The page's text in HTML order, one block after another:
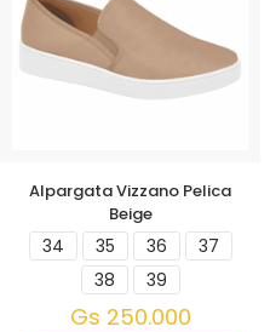
Alpargata Vizzano Pelica
Beige
34 35 36
37
38
39
Gs 250.000